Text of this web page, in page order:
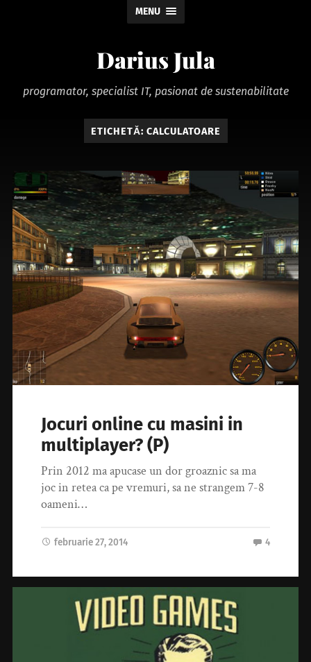
MENU
Darius Jula
programator, specialist IT, pasionat de sustenabilitate
ETICHETĂ: CALCULATOARE
Jocuri online cu masini in
multiplayer? (P)
Prin 2012 ma apucase un dor groaznic sa ma
joc in retea ca pe vremuri, sa ne strangem 7-8
oameni…
februarie 27, 2014 4